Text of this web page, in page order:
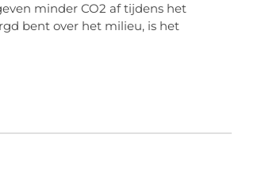
minder CO2 af tijdens het
bent over het milieu, is het